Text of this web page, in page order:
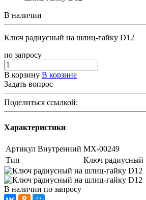
В наличии
Ключ радиусный на шлиц-гайку D12
по запросу
В корзину В корзине
Задать вопрос
Поделиться ссылкой:
Характеристики
Артикул Внутренний МХ-00249
Тип
Ключ радиусный
В наличии по запросу